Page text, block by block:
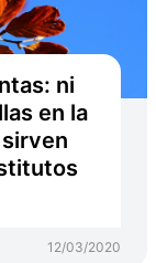
ni
en la
12/03/2020